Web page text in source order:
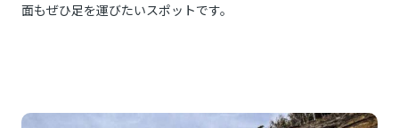
面もぜひ足を運びたいスポットです。